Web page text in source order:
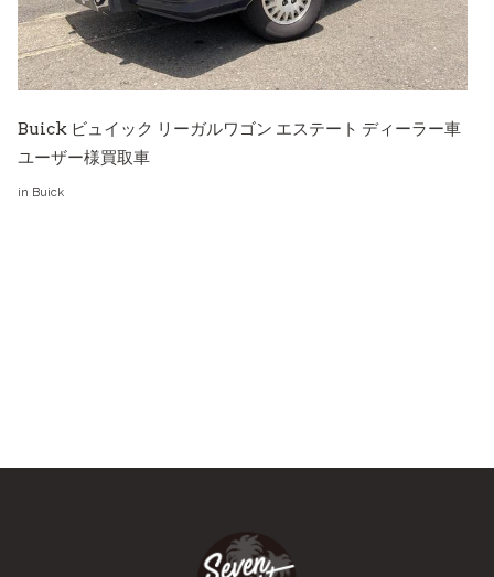
Buick ビュイック リーガルワゴン エステート ディーラー車
ユーザー様買取車
in Buick